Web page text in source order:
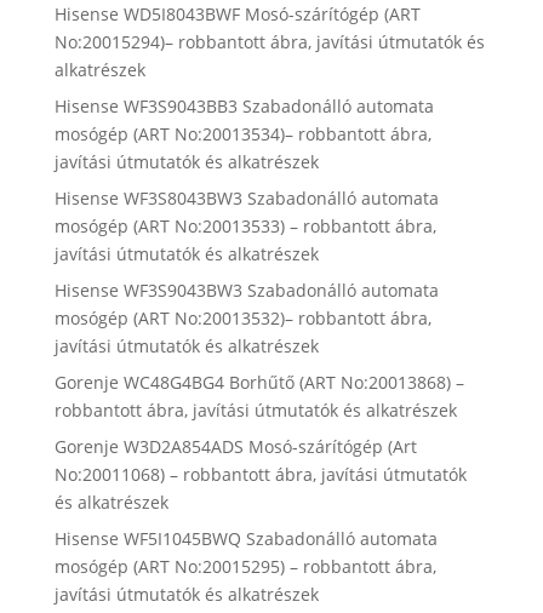
Hisense WD5I8043BWF Mosó-szárítógép (ART
No:20015294)– robbantott ábra, javítási útmutatók és
alkatrészek
Hisense WF3S9043BB3 Szabadonálló automata
mosógép (ART No:20013534)– robbantott ábra,
javítási útmutatók és alkatrészek
Hisense WF3S8043BW3 Szabadonálló automata
mosógép (ART No:20013533) – robbantott ábra,
javítási útmutatók és alkatrészek
Hisense WF3S9043BW3 Szabadonálló automata
mosógép (ART No:20013532)– robbantott ábra,
javítási útmutatók és alkatrészek
Gorenje WC48G4BG4 Borhűtő (ART No:20013868) –
robbantott ábra, javítási útmutatók és alkatrészek
Gorenje W3D2A854ADS Mosó-szárítógép (Art
No:20011068) – robbantott ábra, javítási útmutatók
és alkatrészek
Hisense WF5I1045BWQ Szabadonálló automata
mosógép (ART No:20015295) – robbantott ábra,
javítási útmutatók és alkatrészek